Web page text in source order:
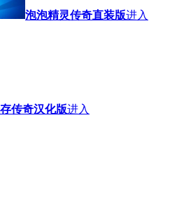
泡泡精灵传奇直装版进入
传奇汉化版进入